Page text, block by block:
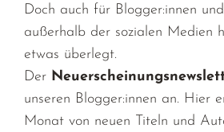
Doch auch für Blogger:innen
außerhalb der sozialen Medien
etwas überlegt.
Der
unseren Blogger:innen an. Hier
Monat von neuen Titeln und